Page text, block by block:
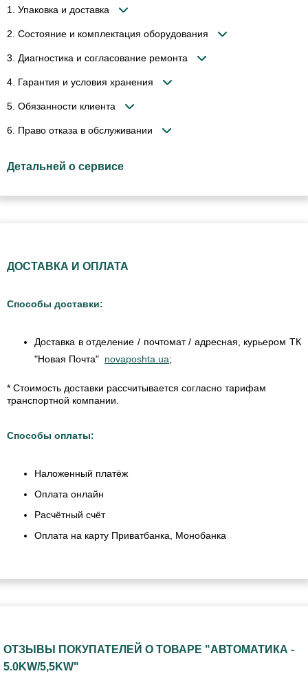
1. Упаковка и доставка
2. Состояние и комплектация оборудования
3. Диагностика и согласование ремонта
4. Гарантия и условия хранения
5. Обязанности клиента
6. Право отказа в обслуживании
Детальней о сервисе
ДОСТАВКА И ОПЛАТА
Способы доставки:
Доставка в отделение / почтомат / адресная, курьером ТК
"Новая Почта" novaposhta.ua;
* Стоимость доставки рассчитывается согласно тарифам
транспортной компании.
Способы оплаты:
Наложенный платёж
Оплата онлайн
Расчётный счёт
Оплата на карту Приватбанка, Монобанка
ОТЗЫВЫ ПОКУПАТЕЛЕЙ О ТОВАРЕ "АВТОМАТИКА -
5.0KW/5,5KW"